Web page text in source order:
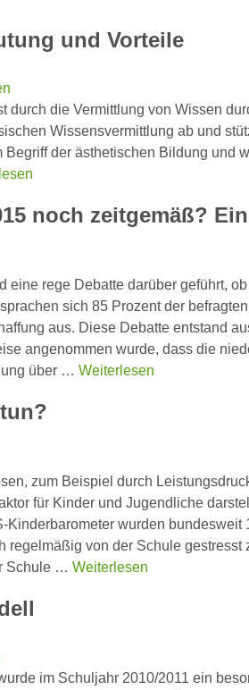
und Vorteile
durch die Vermittlung von Wissen
Wissensvermittlung ab und
der ästhetischen Bildung und
noch zeitgemäß?
eine rege Debatte darüber geführt,
sich 85 Prozent der
aus. Diese Debatte entstand
angenommen wurde, dass die
über … Weiterlesen
zum Beispiel durch
für Kinder und Jugendliche
wurden bundesweit
regelmäßig von der Schule gestresst
Schule … Weiterlesen
im Schuljahr 2010/2011 ein